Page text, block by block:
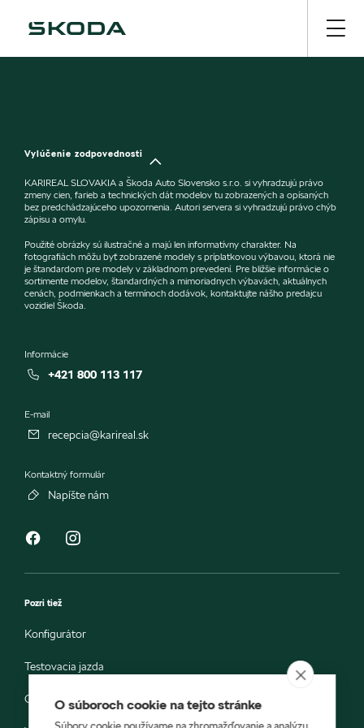
Vylúčenie zodpovednosti
KARIREAL SLOVAKIA a Škoda Auto Slovensko s.r.o. si vyhradzujú právo
zmeny cien, farieb a technických dát modelov tu zobrazených a opísaných
bez predchádzajúceho upozornenia. Autori servera si vyhradzujú právo chýb
zápisu a omylu.
Použité obrázky sú ilustračné a majú len informatívny charakter. Na
fotografiách môžu byť zobrazené modely s príplatkovou výbavou, ktorá nie
je štandardom pre modely v základnom prevedení. Pre bližšie informácie o
sortimente modelov, štandardných a mimoriadnych výbavách, aktuálnych
cenách, podmienkach a termínoch dodávok, kontaktujte nášho predajcu
vozidiel Škoda.
Informácie
+421 800 113 117
E-mail
recepcia@karireal.sk
Kontaktný formulár
Napíšte nám
Pozri tiež
Konfigurátor
Testovacia jazda
Objednávka do servisu
O súboroch cookie na tejto stránke